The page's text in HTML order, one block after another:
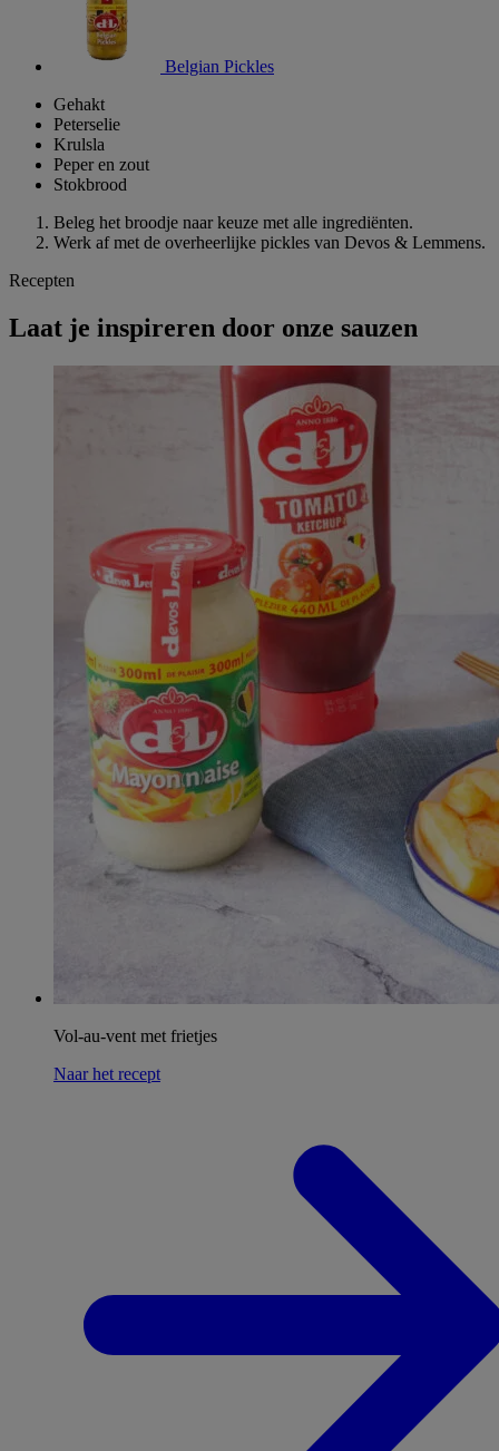
Belgian Pickles
Gehakt
Peterselie
Krulsla
Peper en zout
Stokbrood
Beleg het broodje naar keuze met alle ingrediënten.
Werk af met de overheerlijke pickles van Devos & Lemmens.
Recepten
Laat je inspireren door onze sauzen
Vol-au-vent met frietjes
Naar het recept